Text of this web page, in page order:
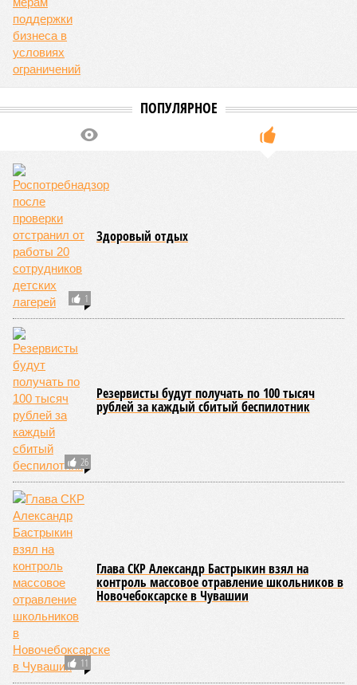
05/08
В Чебоксарах снесут 46 строений рядом с
проблемной «Кувшинкой»
04/08
Житель Екатеринбурга по указанию мошенников
ограбил квартиру в Чебоксарах
03/08
В регионе сформируют запас топлива
03/08
Республика разместилась на 79 месте в России по
НОВОСТИ ПАРТНЕРОВ
ЕЩЕ ИЗ РАЗДЕЛА «ОБЩЕСТВО»
В Ядринском районе Чувашии установили
пункт автоматического весогабаритного
контроля
В Чувашии стоимость строительства школы в
микрорайоне «Садовый» в Чебоксарах
выросла почти вполовину